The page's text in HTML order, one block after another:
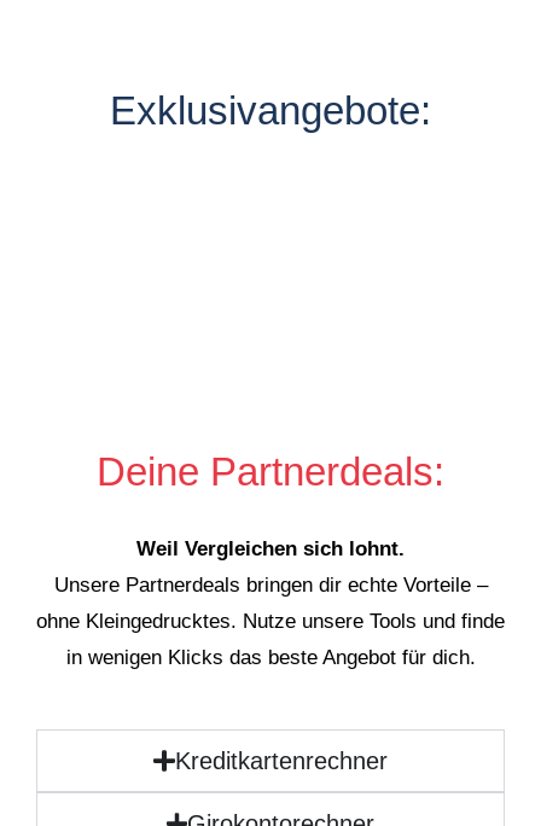
Exklusivangebote:
Deine Partnerdeals:
Weil Vergleichen sich lohnt.
Unsere Partnerdeals bringen dir echte Vorteile –
ohne Kleingedrucktes. Nutze unsere Tools und finde
in wenigen Klicks das beste Angebot für dich.
Kreditkartenrechner